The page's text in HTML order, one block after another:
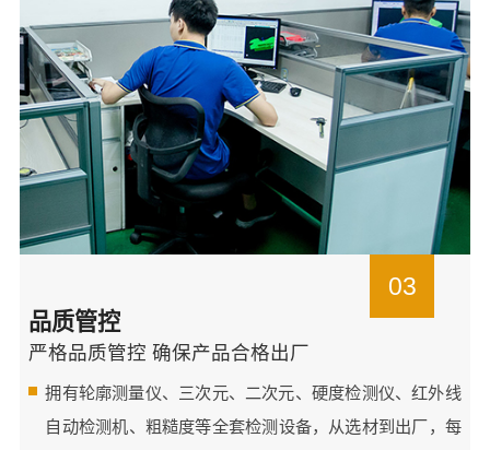
03
品质管控
严格品质管控 确保产品合格出厂
拥有轮廓测量仪、三次元、二次元、硬度检测仪、红外线
自动检测机、粗糙度等全套检测设备，从选材到出厂，每